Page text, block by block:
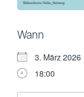
Wann
3. März 2026
18:00